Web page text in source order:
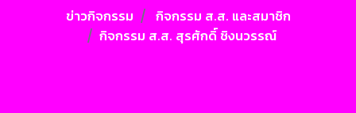
ข่าวกิจกรรม
กิจกรรม ส.ส. และสมาชิก
กิจกรรม ส.ส. สุรศักดิ์ ชิงนวรรณ์